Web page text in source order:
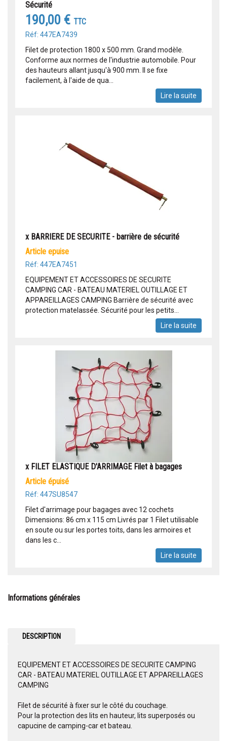
Sécurité
190,00 € TTC
Réf: 447EA7439
Filet de protection 1800 x 500 mm. Grand modèle.
Conforme aux normes de l'industrie automobile. Pour
des hauteurs allant jusqu'à 900 mm. Il se fixe
facilement, à l'aide de qua...
Lire la suite
x BARRIERE DE SECURITE - barrière de sécurité
article epuise
Réf: 447EA7451
EQUIPEMENT ET ACCESSOIRES DE SECURITE
CAMPING CAR - BATEAU MATERIEL OUTILLAGE ET
APPAREILLAGES CAMPING Barrière de sécurité avec
protection matelassée. Sécurité pour les petits...
Lire la suite
x FILET ELASTIQUE D'ARRIMAGE Filet à bagages
article épuisé
Réf: 447SU8547
Filet d'arrimage pour bagages avec 12 cochets
Dimensions: 86 cm x 115 cm Livrés par 1 Filet utilisable
en soute ou sur les portes toits, dans les armoires et
dans les c...
Lire la suite
Informations générales
DESCRIPTION
EQUIPEMENT ET ACCESSOIRES DE SECURITE CAMPING
CAR - BATEAU MATERIEL OUTILLAGE ET APPAREILLAGES
CAMPING
Filet de sécurité à fixer sur le côté du couchage.
Pour la protection des lits en hauteur, lits superposés ou
capucine de camping-car et bateau.